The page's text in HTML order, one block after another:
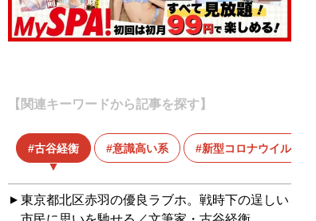
【関連キーワードから記事を探す】
古谷経衡 意識高い系 新型コロナウイルス
東京都北区赤羽の優良ラブホ。戦時下の逞しい